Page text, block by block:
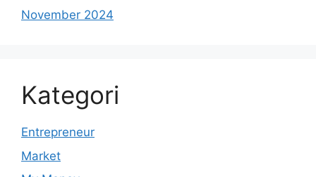
November 2024
Kategori
Entrepreneur
Market